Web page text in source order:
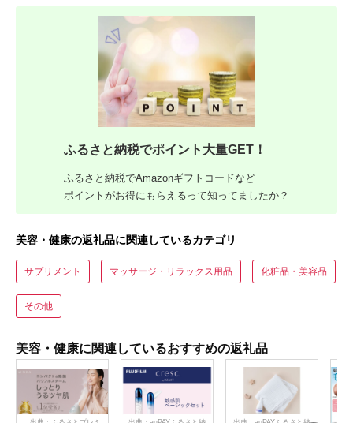
ふるさと納税でポイント大量GET！
ふるさと納税でAmazonギフトコードなど
ポイントがお得にもらえるって知ってましたか？
美容・健康の返礼品に関連しているカテゴリ
サプリメント マッサージ・リラックス用品 化粧品・美容品
その他
美容・健康に関連しているおすすめの返礼品